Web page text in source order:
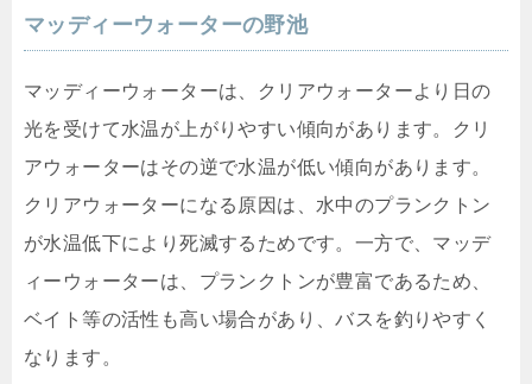
マッディーウォーターの野池
マッディーウォーターは、クリアウォーターより日の
光を受けて水温が上がりやすい傾向があります。クリ
アウォーターはその逆で水温が低い傾向があります。
クリアウォーターになる原因は、水中のプランクトン
が水温低下により死滅するためです。一方で、マッデ
ィーウォーターは、プランクトンが豊富であるため、
ベイト等の活性も高い場合があり、バスを釣りやすく
なります。